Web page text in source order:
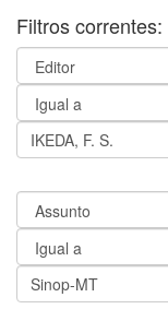
Filtros correntes: